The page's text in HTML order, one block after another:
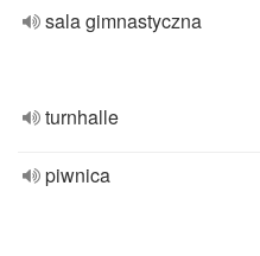
sala gimnastyczna
turnhalle
piwnica